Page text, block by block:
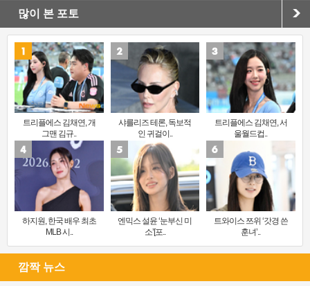
많이 본 포토
트리플에스 김채연, 개
그맨 김규..
샤를리즈 테론, 독보적
인 귀걸이..
트리플에스 김채연, 서
울월드컵..
하지원, 한국 배우 최초
MLB 시..
엔믹스 설윤 ‘눈부신 미
소’[포..
트와이스 쯔위 ‘갓경 쓴
훈녀’..
깜짝 뉴스